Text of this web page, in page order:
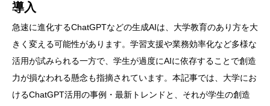
導入
急速に進化するChatGPTなどの生成AIは、大学教育のあり方を大
きく変える可能性があります。学習支援や業務効率化など多様な
活用が試みられる一方で、学生が過度にAIに依存することで創造
力が損なわれる懸念も指摘されています。本記事では、大学にお
けるChatGPT活用の事例・最新トレンドと、それが学生の創造